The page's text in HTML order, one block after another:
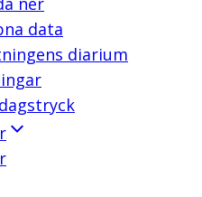
data
diarium